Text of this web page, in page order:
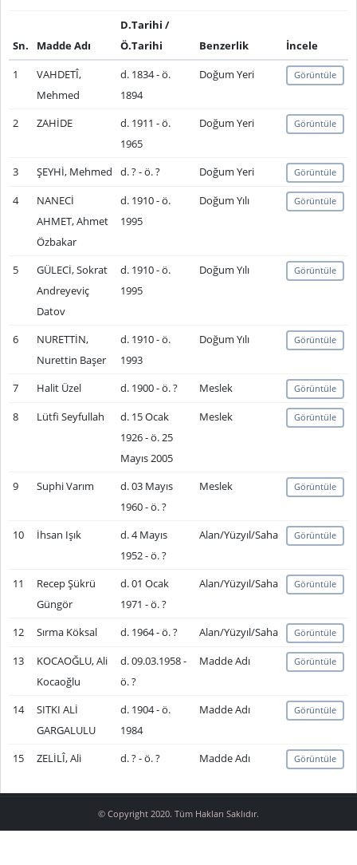
Sn. Madde Adı
D.Tarihi /
Ö.Tarihi
Benzerlik
İncele
1
VAHDETÎ,
Mehmed
d. 1834 - ö.
1894
Doğum Yeri Görüntüle
2 ZAHİDE
d. 1911 - ö.
1965
Doğum Yeri Görüntüle
3 ŞEYHİ, Mehmed d. ? - ö. ? Doğum Yeri Görüntüle
4
NANECİ
AHMET, Ahmet
Özbakar
d. 1910 - ö.
1995
Doğum Yılı Görüntüle
5
GÜLECİ, Sokrat
Andreyeviç
Datov
d. 1910 - ö.
1995
Doğum Yılı Görüntüle
6
NURETTİN,
Nurettin Başer
d. 1910 - ö.
1993
Doğum Yılı Görüntüle
7 Halit Üzel d. 1900 - ö. ? Meslek Görüntüle
8 Lütfi Seyfullah
d. 15 Ocak
1926 - ö. 25
Mayıs 2005
Meslek Görüntüle
9 Suphi Varım
d. 03 Mayıs
1960 - ö. ?
Meslek Görüntüle
10 İhsan Işık
d. 4 Mayıs
1952 - ö. ?
Alan/Yüzyıl/Saha Görüntüle
11
Recep Şükrü
Güngör
d. 01 Ocak
1971 - ö. ?
Alan/Yüzyıl/Saha Görüntüle
12 Sırma Köksal d. 1964 - ö. ? Alan/Yüzyıl/Saha Görüntüle
13
KOCAOĞLU, Ali
Kocaoğlu
d. 09.03.1958 -
ö. ?
Madde Adı Görüntüle
14
SITKI ALİ
GARGALULU
d. 1904 - ö.
1984
Madde Adı Görüntüle
15 ZELİLÎ, Ali d. ? - ö. ? Madde Adı Görüntüle
© Copyright 2020. Tüm Hakları Saklıdır.